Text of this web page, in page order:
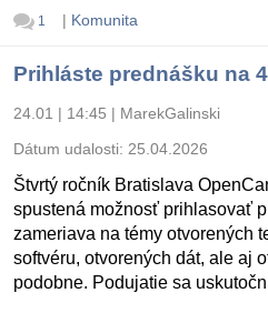
1 | Komunita
Prihláste prednášku na
24.01 | 14:45 | MarekGalinski
Dátum udalosti: 25.04.2026
Štvrtý ročník Bratislava
spustená možnosť prihlasovať
zameriava na témy otvorených
softvéru, otvorených dát, ale aj
podobne. Podujatie sa